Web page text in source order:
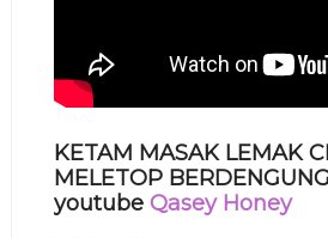
KETAM MASAK LEMAK
MELETOP BERDENGUNG
youtube Qasey Honey